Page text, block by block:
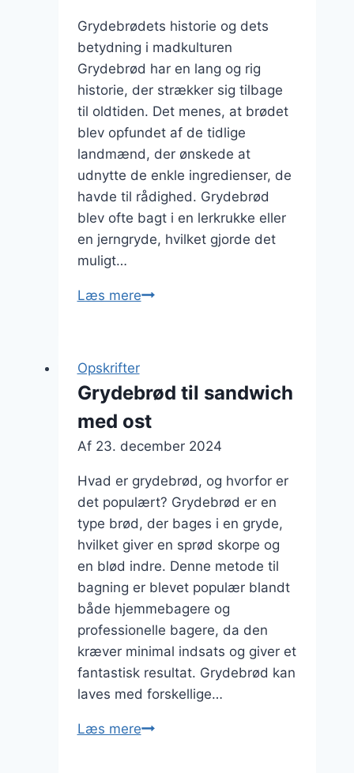
Grydebrødets historie og dets
betydning i madkulturen
Grydebrød har en lang og rig
historie, der strækker sig tilbage
til oldtiden. Det menes, at brødet
blev opfundet af de tidlige
landmænd, der ønskede at
udnytte de enkle ingredienser, de
havde til rådighed. Grydebrød
blev ofte bagt i en lerkrukke eller
en jerngryde, hvilket gjorde det
muligt…
Læs mereGrydebrød
Opskrifter
Grydebrød til sandwich
med ost
Af 23. december 2024
Hvad er grydebrød, og hvorfor er
det populært? Grydebrød er en
type brød, der bages i en gryde,
hvilket giver en sprød skorpe og
en blød indre. Denne metode til
bagning er blevet populær blandt
både hjemmebagere og
professionelle bagere, da den
kræver minimal indsats og giver et
fantastisk resultat. Grydebrød kan
laves med forskellige…
Læs mereGrydebrød